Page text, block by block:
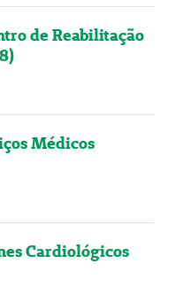
de Reabilitação
Médicos
Cardiológicos